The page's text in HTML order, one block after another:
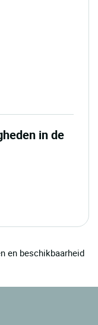
in de
en beschikbaarheid